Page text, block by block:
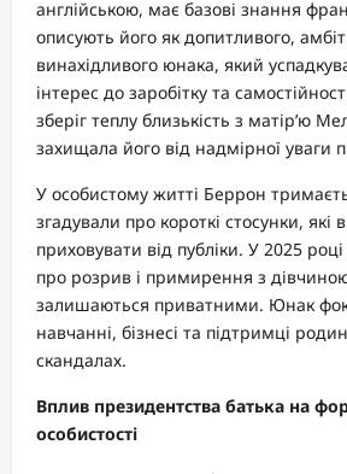
англійською, має базові знання
описують його як допитливого,
винахідливого юнака, який
інтерес до заробітку та
зберіг теплу близькість з матір’ю
захищала його від надмірної уваги
У особистому житті Беррон
згадували про короткі стосунки, які
приховувати від публіки. У 2025 році
про розрив і примирення з
залишаються приватними. Юнак
навчанні, бізнесі та підтримці
скандалах.
Вплив президентства батька на
особистості